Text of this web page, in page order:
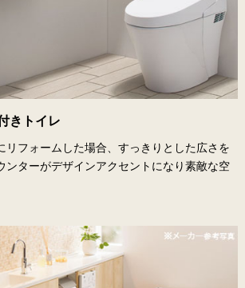
きトイレ
リフォームした場合、すっきりとした広さを
ンターがデザインアクセントになり素敵な空